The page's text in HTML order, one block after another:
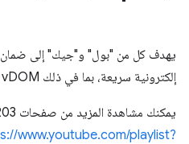
يهدف كل من "بول" و"جيك" إلى
إلكترونية سريعة، بما في ذلك vDOM والكذب على المستخدمين.
يمكنك مشاهدة المزيد من صفحات HTTP 203 هنا:
www.youtube.com/playlist?